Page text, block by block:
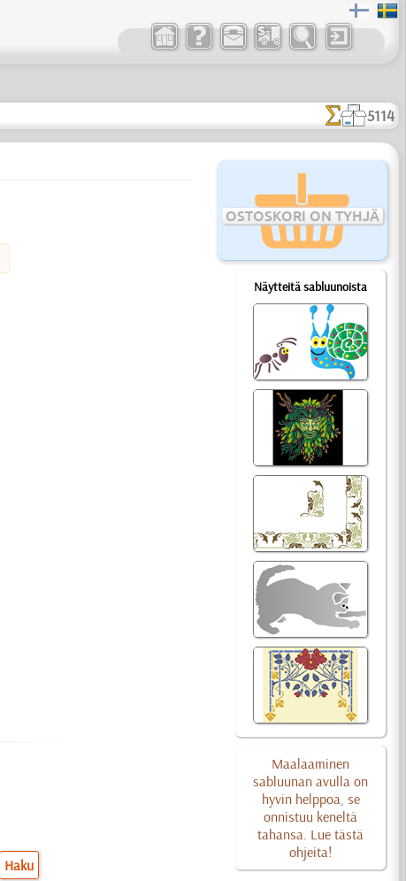
5114
OSTOSKORI ON TYHJÄ
Näytteitä sabluunoista
Maalaaminen
sabluunan avulla on
hyvin helppoa, se
onnistuu keneltä
tahansa. Lue tästä
ohjeita!
Haku